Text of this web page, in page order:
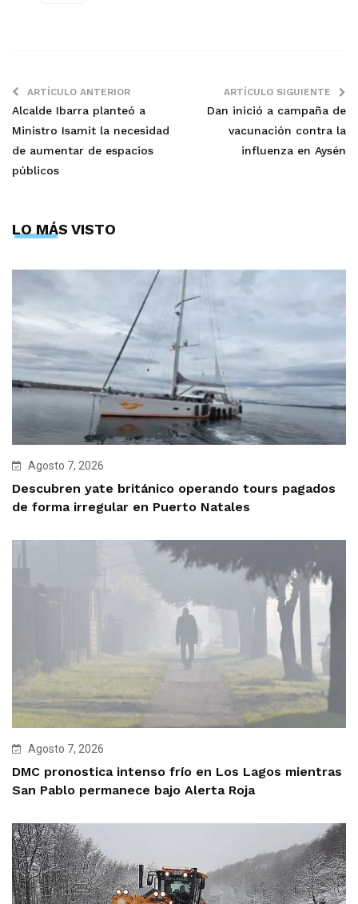
ARTÍCULO ANTERIOR
Alcalde Ibarra planteó a
Ministro Isamit la necesidad
de aumentar de espacios
públicos
ARTÍCULO SIGUIENTE
Dan inició a campaña de
vacunación contra la
influenza en Aysén
LO MÁS VISTO
Agosto 7, 2026
Descubren yate británico operando tours pagados
de forma irregular en Puerto Natales
Agosto 7, 2026
DMC pronostica intenso frío en Los Lagos mientras
San Pablo permanece bajo Alerta Roja